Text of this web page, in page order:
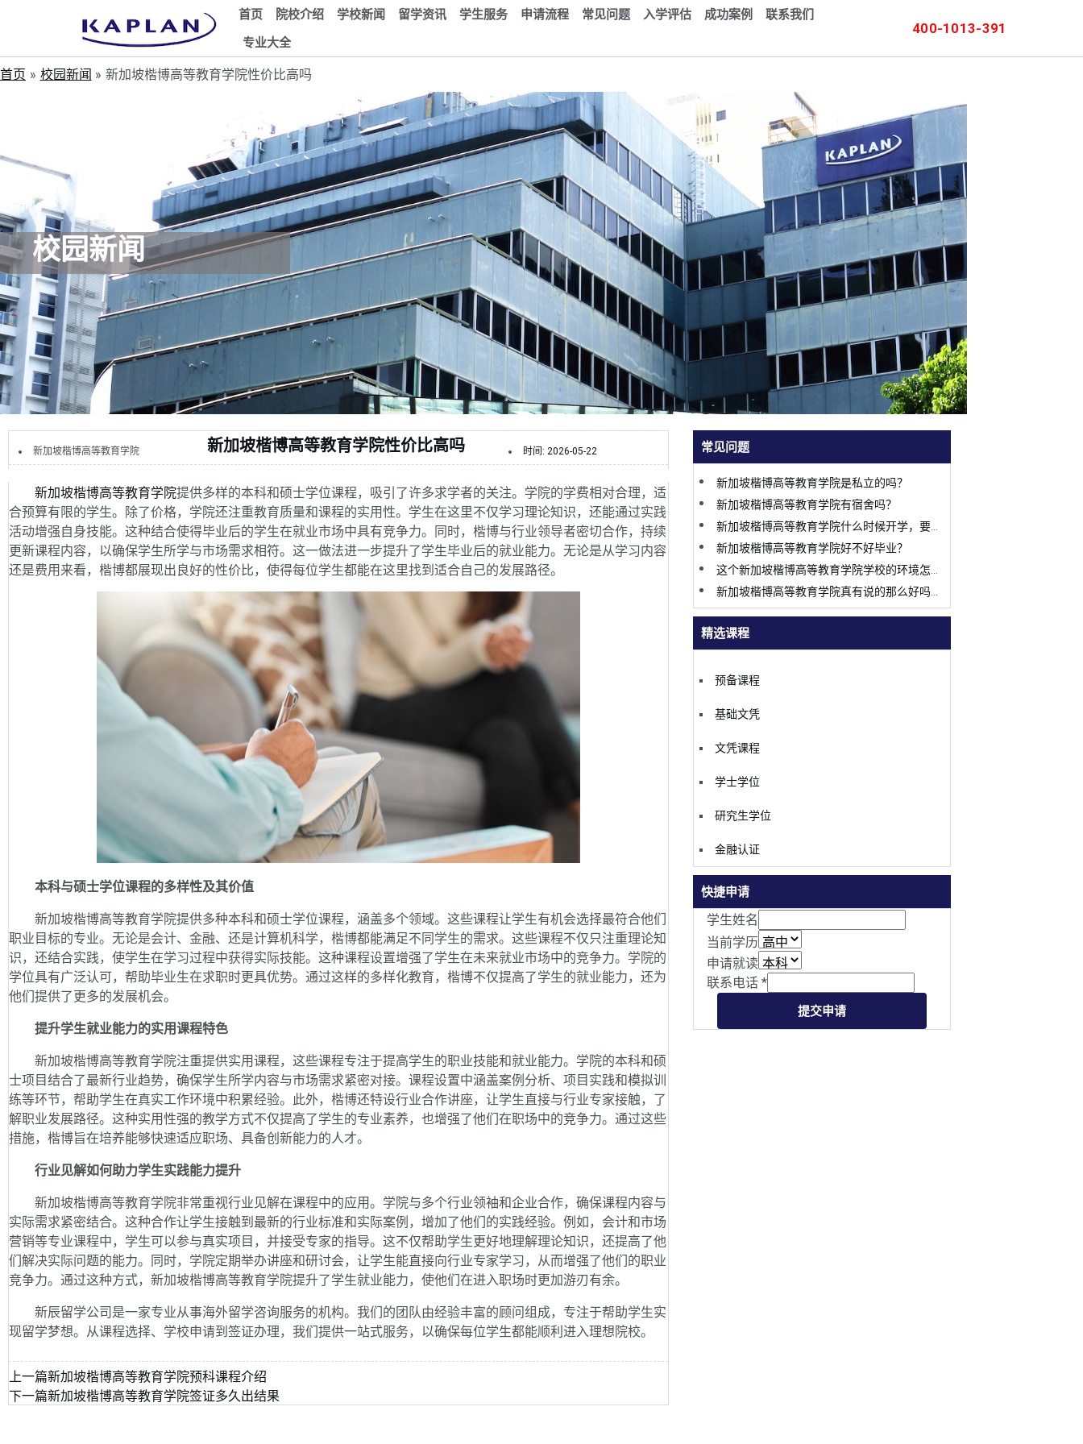
首页 院校介绍 学校新闻 留学资讯 学生服务 申请流程 常见问题 入学评估 成功案例
联系我们
专业大全
400-1013-391
首页 校园新闻 新加坡楷博高等教育学院性价比高吗
校园新闻
新加坡楷博高等教育学院 新加坡楷博高等教育学院性价比高吗 时间: 2026-05-22
新加坡楷博高等教育学院提供多样的本科和硕士学位课程，吸引了许多求学者的关注。学院的学费相对合理，适
合预算有限的学生。除了价格，学院还注重教育质量和课程的实用性。学生在这里不仅学习理论知识，还能通过实践
活动增强自身技能。这种结合使得毕业后的学生在就业市场中具有竞争力。同时，楷博与行业领导者密切合作，持续
更新课程内容，以确保学生所学与市场需求相符。这一做法进一步提升了学生毕业后的就业能力。无论是从学习内容
还是费用来看，楷博都展现出良好的性价比，使得每位学生都能在这里找到适合自己的发展路径。
本科与硕士学位课程的多样性及其价值
新加坡楷博高等教育学院提供多种本科和硕士学位课程，涵盖多个领域。这些课程让学生有机会选择最符合他们
职业目标的专业。无论是会计、金融、还是计算机科学，楷博都能满足不同学生的需求。这些课程不仅只注重理论知
识，还结合实践，使学生在学习过程中获得实际技能。这种课程设置增强了学生在未来就业市场中的竞争力。学院的
学位具有广泛认可，帮助毕业生在求职时更具优势。通过这样的多样化教育，楷博不仅提高了学生的就业能力，还为
他们提供了更多的发展机会。
提升学生就业能力的实用课程特色
新加坡楷博高等教育学院注重提供实用课程，这些课程专注于提高学生的职业技能和就业能力。学院的本科和硕
士项目结合了最新行业趋势，确保学生所学内容与市场需求紧密对接。课程设置中涵盖案例分析、项目实践和模拟训
练等环节，帮助学生在真实工作环境中积累经验。此外，楷博还特设行业合作讲座，让学生直接与行业专家接触，了
解职业发展路径。这种实用性强的教学方式不仅提高了学生的专业素养，也增强了他们在职场中的竞争力。通过这些
措施，楷博旨在培养能够快速适应职场、具备创新能力的人才。
行业见解如何助力学生实践能力提升
新加坡楷博高等教育学院非常重视行业见解在课程中的应用。学院与多个行业领袖和企业合作，确保课程内容与
实际需求紧密结合。这种合作让学生接触到最新的行业标准和实际案例，增加了他们的实践经验。例如，会计和市场
营销等专业课程中，学生可以参与真实项目，并接受专家的指导。这不仅帮助学生更好地理解理论知识，还提高了他
们解决实际问题的能力。同时，学院定期举办讲座和研讨会，让学生能直接向行业专家学习，从而增强了他们的职业
竞争力。通过这种方式，新加坡楷博高等教育学院提升了学生就业能力，使他们在进入职场时更加游刃有余。
新辰留学公司是一家专业从事海外留学咨询服务的机构。我们的团队由经验丰富的顾问组成，专注于帮助学生实
现留学梦想。从课程选择、学校申请到签证办理，我们提供一站式服务，以确保每位学生都能顺利进入理想院校。
上一篇新加坡楷博高等教育学院预科课程介绍
下一篇新加坡楷博高等教育学院签证多久出结果
常见问题
新加坡楷博高等教育学院是私立的吗？
新加坡楷博高等教育学院有宿舍吗？
新加坡楷博高等教育学院好不好毕业？
精选课程
预备课程
基础文凭
文凭课程
学士学位
研究生学位
金融认证
快捷申请
学生姓名
当前学历
申请就读
联系电话 *
提交申请